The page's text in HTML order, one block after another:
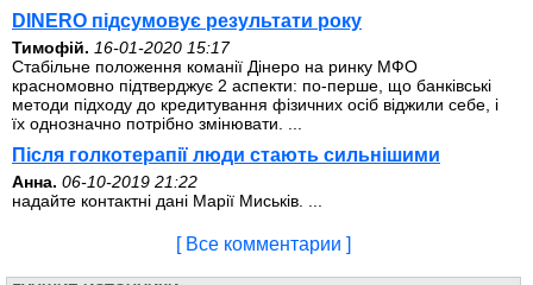
DINERO підсумовує результати року
Тимофій. 16-01-2020 15:17
Стабільне положення команії Дінеро на ринку МФО
красномовно підтверджує 2 аспекти: по-перше, що банківські
методи підходу до кредитування фізичних осіб віджили себе, і
їх однозначно потрібно змінювати. ...
Після голкотерапії люди стають сильнішими
Анна. 06-10-2019 21:22
надайте контактні дані Марії Миськів. ...
[ Все комментарии ]